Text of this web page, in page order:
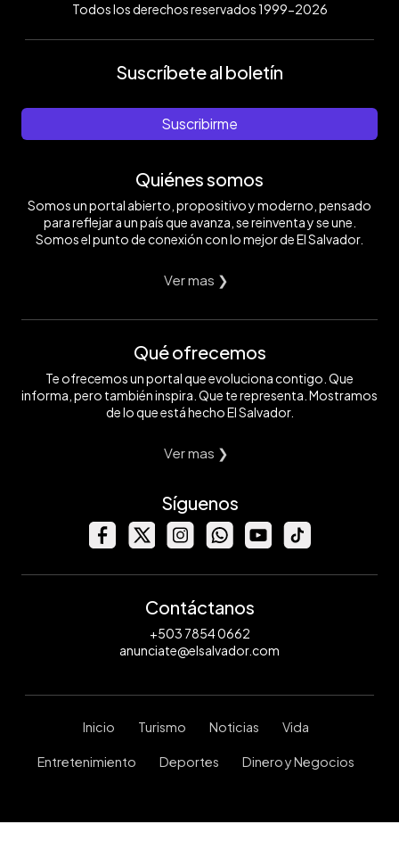
Todos los derechos reservados 1999-2026
Suscríbete al boletín
Suscribirme
Quiénes somos
Somos un portal abierto, propositivo y moderno, pensado
para reflejar a un país que avanza, se reinventa y se une.
Somos el punto de conexión con lo mejor de El Salvador.
Ver mas ❯
Qué ofrecemos
Te ofrecemos un portal que evoluciona contigo. Que
informa, pero también inspira. Que te representa. Mostramos
de lo que está hecho El Salvador.
Ver mas ❯
Síguenos
Contáctanos
+503 7854 0662
anunciate@elsalvador.com
Inicio Turismo Noticias Vida
Entretenimiento Deportes Dinero y Negocios